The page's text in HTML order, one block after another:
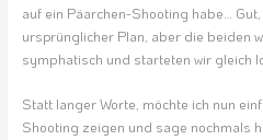
auf ein Päarchen-Shooting habe…
ursprünglicher Plan, aber die beiden
symphatisch und starteten wir gleich
Statt langer Worte, möchte ich nun
Shooting zeigen und sage nochmals